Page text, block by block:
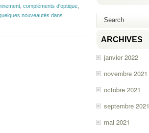
compléments d'optique
nouveautés dans
ARCHIVES
janvier 2022
novembre 2021
octobre 2021
septembre 2021
mai 2021